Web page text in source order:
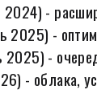
-
2025) -
-
- облака,